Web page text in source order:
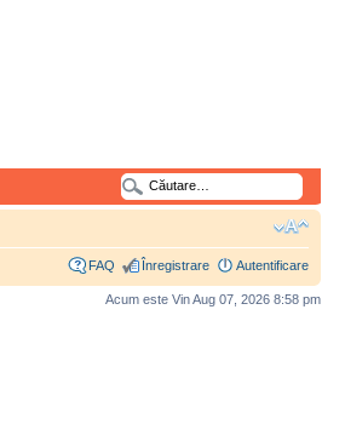
FAQ Înregistrare Autentificare
Acum este Vin Aug 07, 2026 8:58 pm